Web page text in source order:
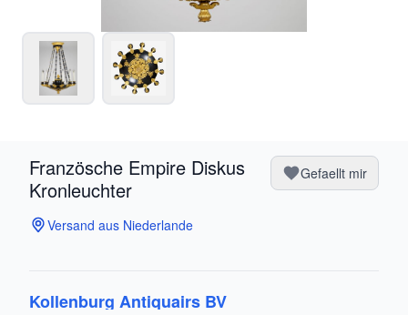
Französche Empire Diskus
Kronleuchter
Gefaellt mir
Versand aus Niederlande
Kollenburg Antiquairs BV